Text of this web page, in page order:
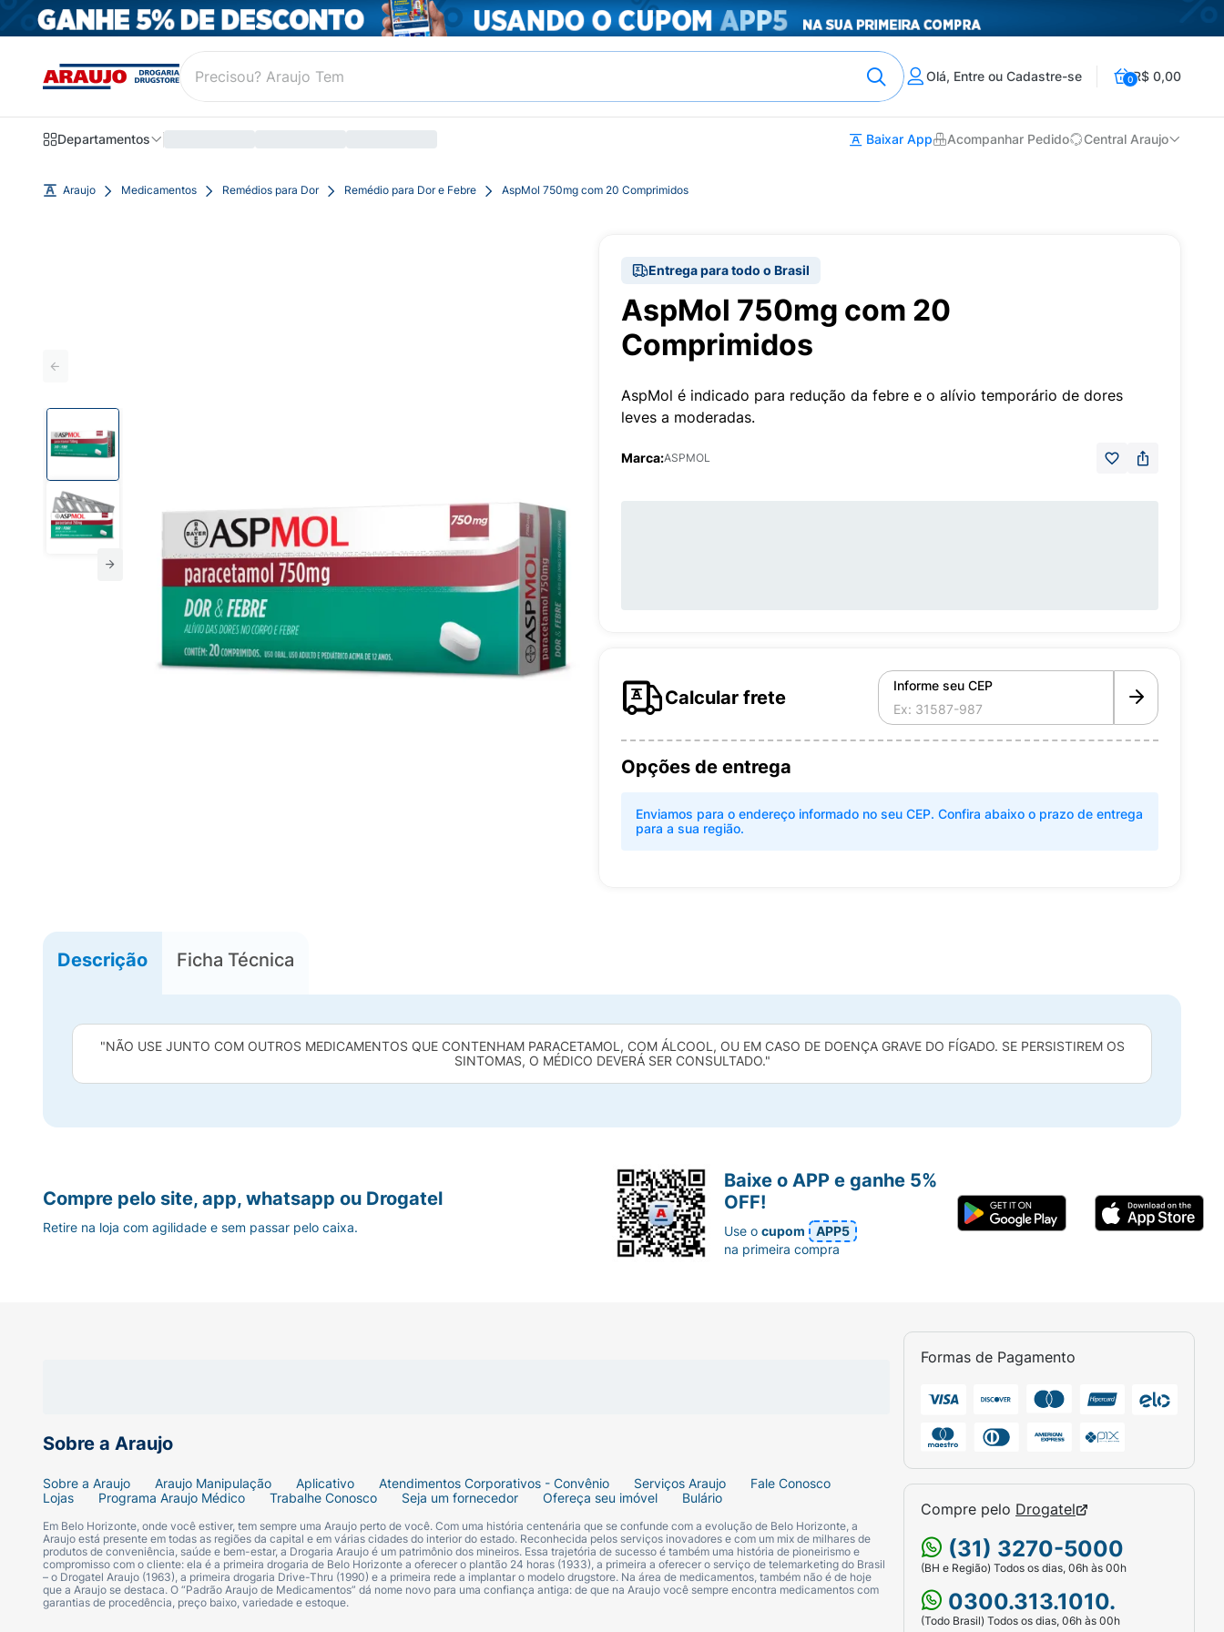
Olá, Entre ou Cadastre-se 0R$ 0,00
Departamentos Baixar App Acompanhar Pedido Central Araujo
Araujo Medicamentos Remédios para Dor Remédio para Dor e Febre AspMol 750mg com 20 Comprimidos
Entrega para todo o Brasil
AspMol 750mg com 20
Comprimidos
AspMol é indicado para redução da febre e o alívio temporário de dores
leves a moderadas.
Marca:ASPMOL
Calcular frete
Informe seu CEP
Opções de entrega
Enviamos para o endereço informado no seu CEP. Confira abaixo o prazo de entrega
para a sua região.
Descrição Ficha Técnica
"NÃO USE JUNTO COM OUTROS MEDICAMENTOS QUE CONTENHAM PARACETAMOL, COM ÁLCOOL, OU EM CASO DE DOENÇA GRAVE DO FÍGADO. SE PERSISTIREM OS
SINTOMAS, O MÉDICO DEVERÁ SER CONSULTADO."
Sobre a Araujo
Sobre a Araujo Araujo Manipulação Aplicativo Atendimentos Corporativos - Convênio Serviços Araujo
Fale Conosco
Lojas
Programa Araujo Médico Trabalhe Conosco Seja um fornecedor Ofereça seu imóvel Bulário
Em Belo Horizonte, onde você estiver, tem sempre uma Araujo perto de você. Com uma história centenária que se confunde com a evolução de Belo Horizonte, a
Araujo está presente em todas as regiões da capital e em várias cidades do interior do estado. Reconhecida pelos serviços inovadores e com um mix de milhares de
produtos de conveniência, saúde e bem-estar, a Drogaria Araujo é um patrimônio dos mineiros. Essa trajetória de sucesso é também uma história de pioneirismo e
compromisso com o cliente: ela é a primeira drogaria de Belo Horizonte a oferecer o plantão 24 horas (1933), a primeira a oferecer o serviço de telemarketing do Brasil
– o Drogatel Araujo (1963), a primeira drogaria Drive-Thru (1990) e a primeira rede a implantar o modelo drugstore. Na área de medicamentos, também não é de hoje
que a Araujo se destaca. O “Padrão Araujo de Medicamentos” dá nome novo para uma confiança antiga: de que na Araujo você sempre encontra medicamentos com
garantias de procedência, preço baixo, variedade e estoque.
Formas de Pagamento
Compre pelo Drogatel
(31) 3270-5000
(BH e Região) Todos os dias, 06h às 00h
0300.313.1010.
(Todo Brasil) Todos os dias, 06h às 00h
Compre pelo site, app, whatsapp ou Drogatel
Retire na loja com agilidade e sem passar pelo caixa.
Baixe o APP e ganhe 5%
OFF!
Use ocupom
APP5
na primeira compra